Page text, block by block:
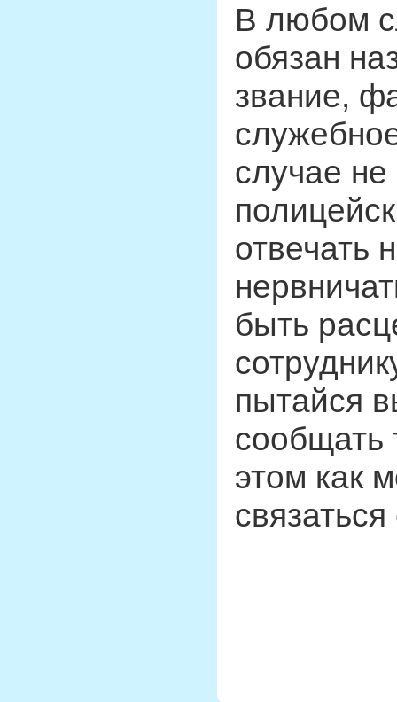
В любом
обязан
звание,
случае
отвечать
быть
пытайся
сообщать
этом как